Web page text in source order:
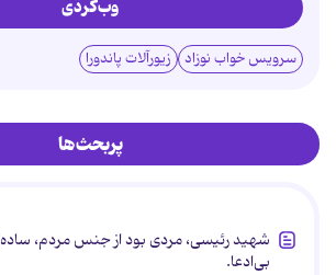
وب‌گردی
سرویس خواب نوزاد زیورآلات پاندورا
پربحث‌ها
شهید رئیسی، مردی بود از جنس مردم،
بی‌ادعا.